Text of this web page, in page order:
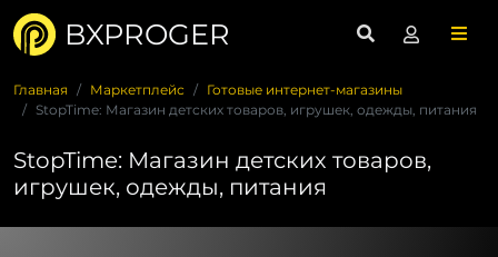
BXPROGER
Главная Маркетплейс
Готовые интернет-магазины
StopTime: Магазин детских товаров, игрушек, одежды, питания
StopTime: Магазин детских товаров,
игрушек, одежды, питания